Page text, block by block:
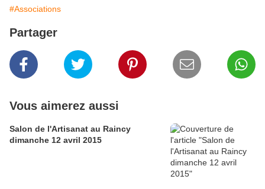
#Associations
Partager
Vous aimerez aussi
Salon de l'Artisanat au Raincy
dimanche 12 avril 2015